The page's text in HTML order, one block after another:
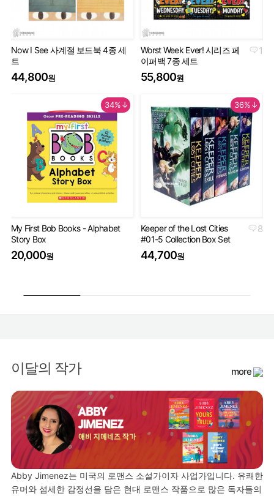
Now I See 사계절 보드북 4종 세
트
44,800원
1
Worst Week Ever! 시리즈 페
이퍼백 7종 세트
55,800원
34%↓
My First Bob Books - Alphabet
Story Box
20,000원
36%↓
8
Keeper of the Lost Cities
#01-5 Collection Box Set
44,700원
이달의 작가 more
Abby Jimenez는 미국의 로맨스 소설가이자 사업가입니다. 유쾌한
유머와 섬세한 감정선을 담은 현대 로맨스 작품으로 많은 독자들의